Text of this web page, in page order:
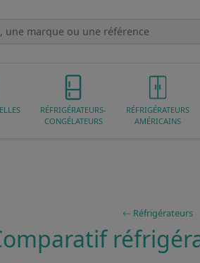
RÉFRIGÉRATEURS-
CONGÉLATEURS
RÉFRIGÉRATEURS
AMÉRICAINS
Réfrigérateurs